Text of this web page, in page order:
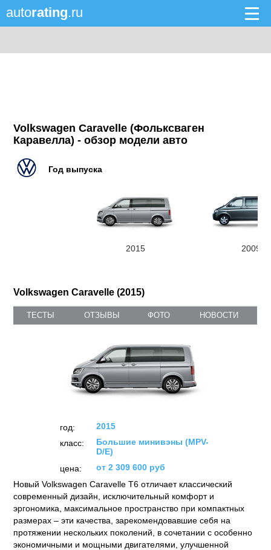
autorating.ru
Volkswagen Caravelle (Фольксваген
Каравелла) - обзор модели авто
Год выпуска
2015 2009
Volkswagen Caravelle (2015)
ТЕСТЫ ОТЗЫВЫ ФОТО НОВОСТИ
год:
2015
класс:
Большие минивэны (MPV-
D/E)
цена:
от 2 309 600 руб
Новый Volkswagen Caravelle T6 отличает классический
современный дизайн, исключительный комфорт и
эргономика, максимальное пространство при компактных
размерах – эти качества, зарекомендовавшие себя на
протяжении нескольких поколений, в сочетании с особенно
экономичными и мощными двигателями, улучшенной